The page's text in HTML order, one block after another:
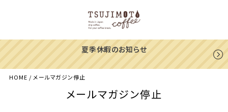
夏季休暇のお知らせ
HOME メールマガジン停止
メールマガジン停止